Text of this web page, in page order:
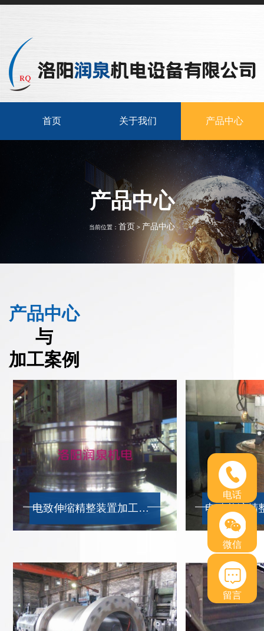
首页 关于我们 产品中心
产品中心
当前位置： 首页 > 产品中心
产品中心
与
加工案例
电致伸缩精整装置加工现场
电话
微信
留言